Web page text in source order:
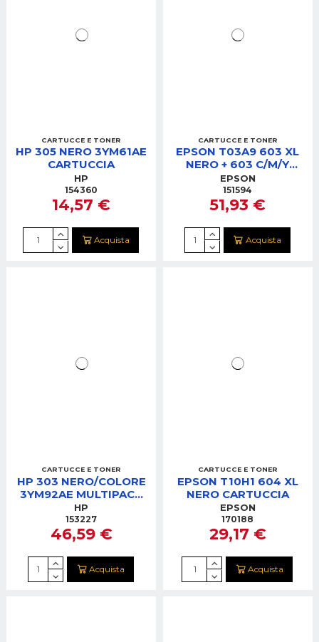
CARTUCCE E TONER
HP 305 NERO 3YM61AE
CARTUCCIA
HP
154360
14,57 €
Acquista
CARTUCCE E TONER
EPSON T03A9 603 XL
NERO + 603 C/M/Y
MULTIPACK CARTUCCE
EPSON
151594
51,93 €
Acquista
CARTUCCE E TONER
HP 303 NERO/COLORE
3YM92AE MULTIPACK
CARTUCCE
HP
153227
46,59 €
Acquista
CARTUCCE E TONER
EPSON T10H1 604 XL
NERO CARTUCCIA
EPSON
170188
29,17 €
Acquista